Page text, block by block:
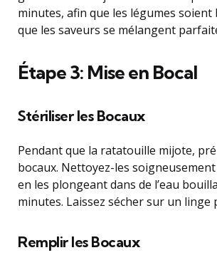
minutes, afin que les légumes
que les saveurs se mélangent
Étape 3: Mise en Bocal
Stériliser les Bocaux
Pendant que la ratatouille mijote,
bocaux. Nettoyez-les
en les plongeant dans de l’eau
minutes. Laissez sécher sur un linge
Remplir les Bocaux